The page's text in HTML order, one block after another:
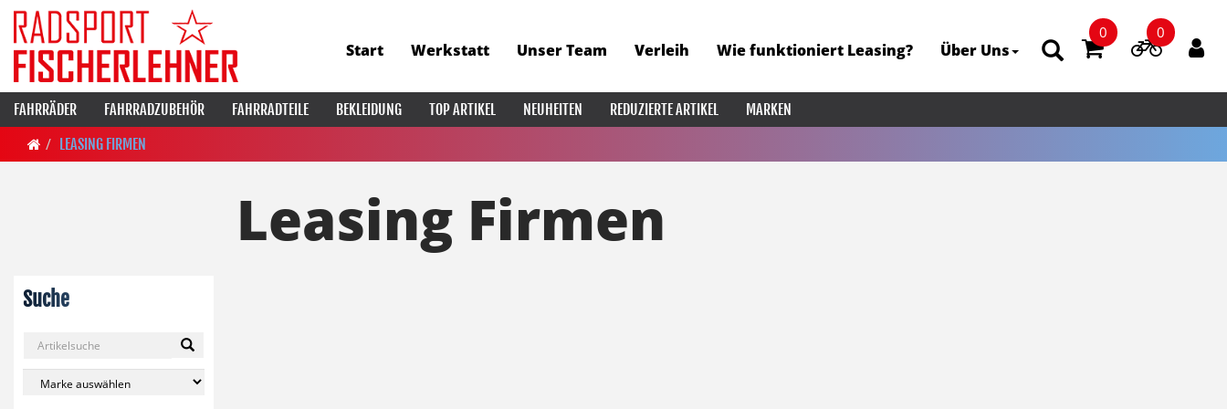
0 0
Start Werkstatt Unser Team Verleih Wie funktioniert Leasing? Über Uns
FAHRRÄDER FAHRRADZUBEHÖR FAHRRADTEILE BEKLEIDUNG TOP ARTIKEL NEUHEITEN REDUZIERTE ARTIKEL
MARKEN
LEASING FIRMEN
Suche
Leasing Firmen